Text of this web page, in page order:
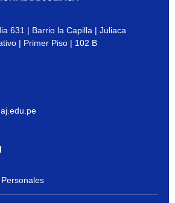
631 | Barrio la Capilla | Juliaca
| Primer Piso | 102 B